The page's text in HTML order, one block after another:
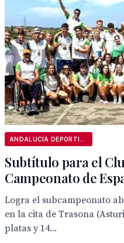
Subtítulo para el
Campeonato de
Logra el subcampeonato
en la cita de Trasona
platas y 14...